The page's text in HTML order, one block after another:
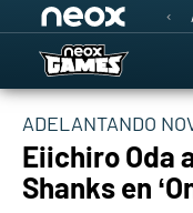
ADELANTANDO
Eiichiro Oda
Shanks en